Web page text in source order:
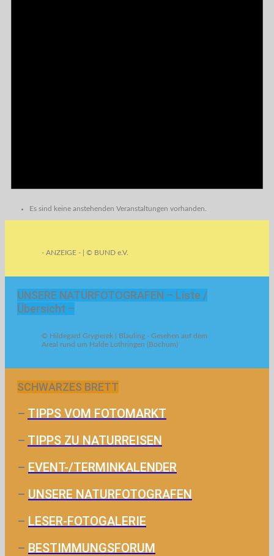
Es sind keine anstehenden Veranstaltungen vorhanden.
- ANZEIGE - | © BUND e.V.
UNSERE NATURFOTOGRAFEN – Liste /
Übersicht –
© Hildegard Grygierek | Bläuling - Gesehen auf dem
Areal rund um Halde Lothringen (Bochum)
SCHWARZES BRETT
– TIPPS VOM FOTOMARKT
– TIPPS ZU NATURREISEN
– EVENT-/TERMINKALENDER
– UNSERE NATURFOTOGRAFEN
– LESER-FOTOGALERIE
– BESTIMMUNGSFORUM